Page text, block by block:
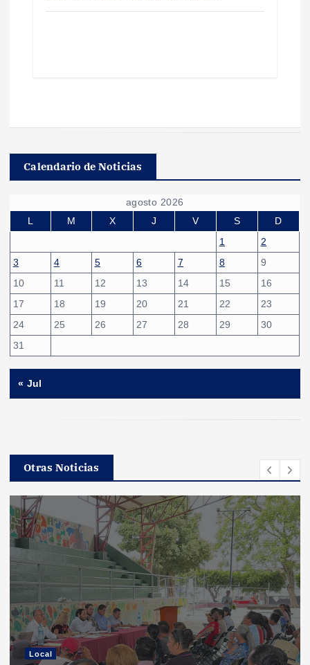
Calendario de Noticias
agosto 2026
L
M X J V S
D
1
2
3
4 5 6 7 8
9
10
11 12 13 14 15
16
17
18 19 20 21 22
23
24
25 26 27 28 29
30
31
« Jul
Otras Noticias
Local